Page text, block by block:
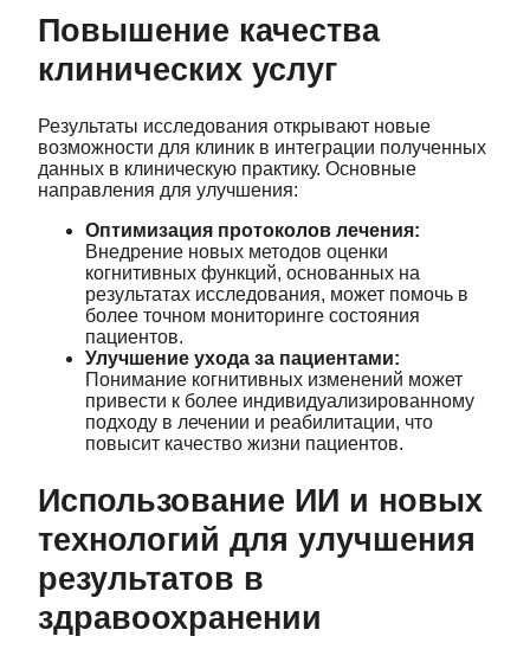
Повышение качества
клинических услуг
Результаты исследования открывают новые
возможности для клиник в интеграции полученных
данных в клиническую практику. Основные
направления для улучшения:
Оптимизация протоколов лечения:
Внедрение новых методов оценки
когнитивных функций, основанных на
результатах исследования, может помочь в
более точном мониторинге состояния
пациентов.
Улучшение ухода за пациентами:
Понимание когнитивных изменений может
привести к более индивидуализированному
подходу в лечении и реабилитации, что
повысит качество жизни пациентов.
Использование ИИ и новых
технологий для улучшения
результатов в
здравоохранении